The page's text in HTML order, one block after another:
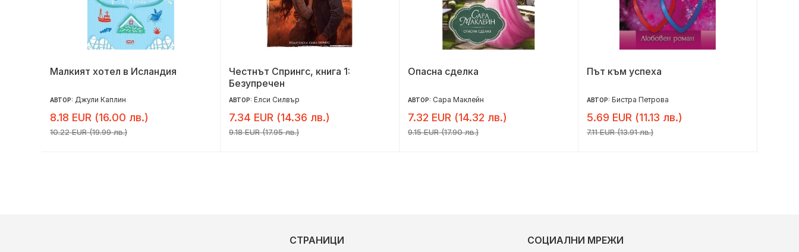
Малкият хотел в Исландия
АВТОР: Джули Каплин
8.18 EUR (16.00 лв.)
10.22 EUR (19.99 лв.)
Честнът Спрингс, книга 1:
Безупречен
АВТОР: Елси Силвър
7.34 EUR (14.36 лв.)
9.18 EUR (17.95 лв.)
Опасна сделка
АВТОР: Сара Маклейн
7.32 EUR (14.32 лв.)
9.15 EUR (17.90 лв.)
Път към успеха
АВТОР: Бистра Петрова
5.69 EUR (11.13 лв.)
7.11 EUR (13.91 лв.)
СТРАНИЦИ СОЦИАЛНИ МРЕЖИ